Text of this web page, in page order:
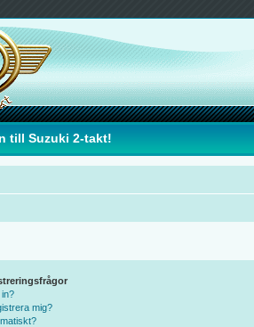
till Suzuki 2-takt!
mig?